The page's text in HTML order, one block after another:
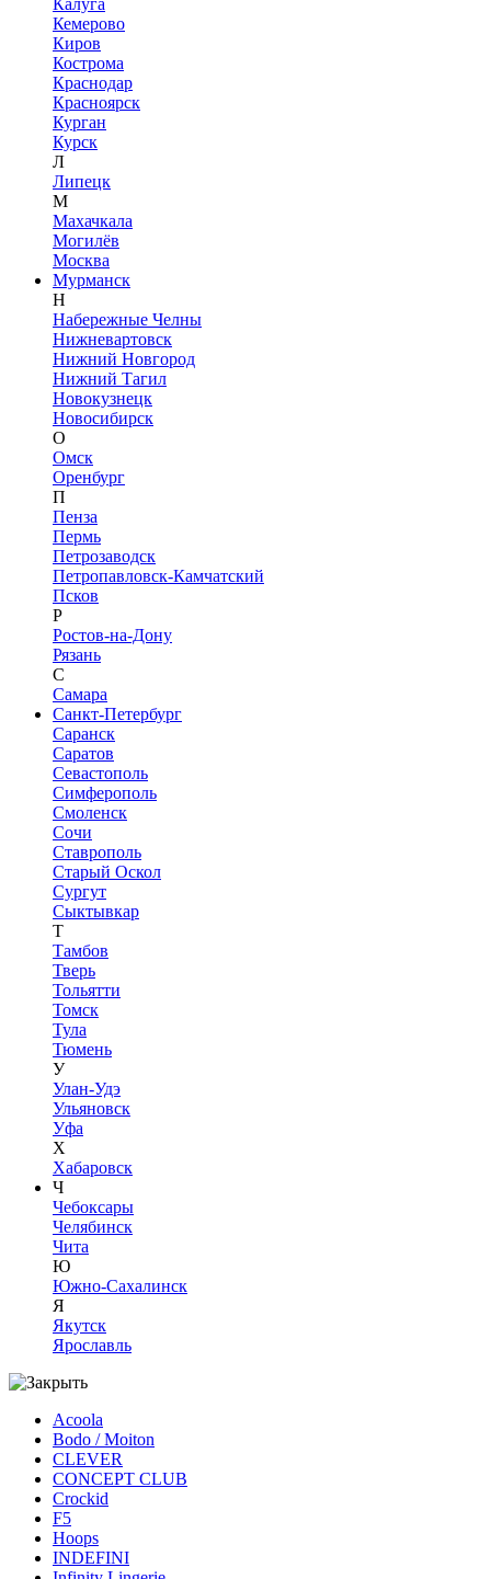
Калуга
Кемерово
Киров
Кострома
Краснодар
Красноярск
Курган
Курск
Л
Липецк
М
Махачкала
Могилёв
Москва
Мурманск
Н
Набережные Челны
Нижневартовск
Нижний Новгород
Нижний Тагил
Новокузнецк
Новосибирск
О
Омск
Оренбург
П
Пенза
Пермь
Петрозаводск
Петропавловск-Камчатский
Псков
Р
Ростов-на-Дону
Рязань
С
Самара
Санкт-Петербург
Саранск
Саратов
Севастополь
Симферополь
Смоленск
Сочи
Ставрополь
Старый Оскол
Сургут
Сыктывкар
Т
Тамбов
Тверь
Тольятти
Томск
Тула
Тюмень
У
Улан-Удэ
Ульяновск
Уфа
Х
Хабаровск
Ч
Чебоксары
Челябинск
Чита
Ю
Южно-Сахалинск
Я
Якутск
Ярославль
Acoola
Bodo / Moiton
CLEVER
CONCEPT CLUB
Crockid
F5
Hoops
INDEFINI